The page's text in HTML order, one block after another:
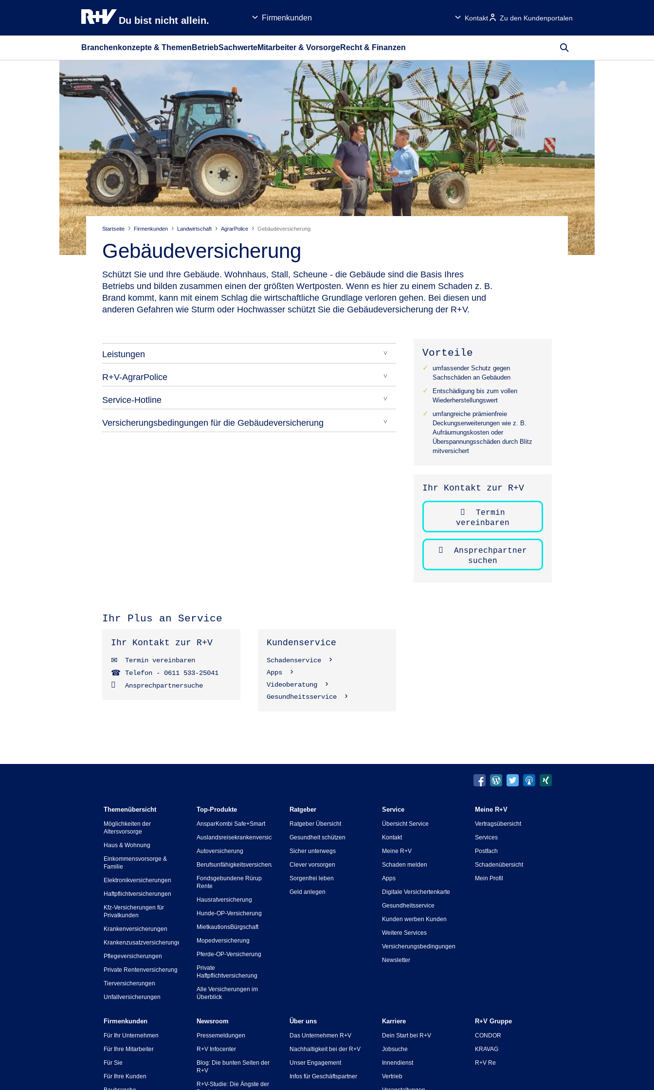
Du bist nicht allein. Firmenkunden Kontakt Zu den Kundenportalen
Branchenkonzepte & Themen BetriebSachwerteMitarbeiter & VorsorgeRecht & Finanzen
Startseite Firmenkunden Landwirtschaft AgrarPolice Gebäude­versicherung
Gebäude­versicherung
Schützt Sie und Ihre Gebäude. Wohnhaus, Stall, Scheune - die Gebäude sind die Basis Ihres
Betriebs und bilden zusammen einen der größten Wertposten. Wenn es hier zu einem Schaden z. B.
Brand kommt, kann mit einem Schlag die wirtschaftliche Grundlage verloren gehen. Bei diesen und
anderen Gefahren wie Sturm oder Hochwasser schützt Sie die Gebäudeversicherung der R+V.
Leistungen
R+V-AgrarPolice
Service-Hotline
Versicherungsbedingungen für die Gebäudeversicherung
Vorteile
umfassender Schutz gegen
Sachschäden an Gebäuden
Entschädigung bis zum vollen
Wiederherstellungswert
umfangreiche prämienfreie
Deckungserweiterungen wie z. B.
Aufräumungskosten oder
Überspannungsschäden durch Blitz
mitversichert
Ihr Kontakt zur R+V
Termin
vereinbaren
Ansprechpartner
suchen
Ihr Plus an Service
Ihr Kontakt zur R+V
Termin vereinbaren
Telefon - 0611 533-25041
Ansprechpartnersuche
Kundenservice
Schadenservice
Apps
Videoberatung
Gesundheitsservice
Themenübersicht
Möglichkeiten der
Altersvorsorge
Haus & Wohnung
Einkommensvorsorge &
Familie
Elektronikversicherungen
Haftpflichtversicherungen
Kfz-Versicherungen für
Privatkunden
Krankenversicherungen
Krankenzusatzversicherungen
Pflegeversicherungen
Private Rentenversicherung
Tierversicherungen
Unfallversicherungen
Top-Produkte
AnsparKombi Safe+Smart
Auslandsreisekrankenversicherung
Autoversicherung
Berufsunfähigkeitsversicherung
Fondsgebundene Rürup
Rente
Hausratversicherung
Hunde-OP-Versicherung
MietkautionsBürgschaft
Mopedversicherung
Pferde-OP-Versicherung
Private
Haftpflichtversicherung
Alle Versicherungen im
Überblick
Ratgeber
Ratgeber Übersicht
Gesundheit schützen
Sicher unterwegs
Clever vorsorgen
Sorgenfrei leben
Geld anlegen
Service
Übersicht Service
Kontakt
Meine R+V
Schaden melden
Apps
Digitale Versichertenkarte
Gesundheitsservice
Kunden werben Kunden
Weitere Services
Versicherungsbedingungen
Newsletter
Meine R+V
Vertragsübersicht
Services
Postfach
Schadenübersicht
Mein Profil
Firmenkunden
Für Ihr Unternehmen
Für Ihre Mitarbeiter
Für Sie
Für Ihre Kunden
Newsroom
Pressemeldungen
R+V Infocenter
Blog: Die bunten Seiten der
R+V
R+V-Studie: Die Ängste der
Über uns
Das Unternehmen R+V
Nachhaltigkeit bei der R+V
Unser Engagement
Infos für Geschäftspartner
Karriere
Dein Start bei R+V
Jobsuche
Innendienst
Vertrieb
R+V Gruppe
CONDOR
KRAVAG
R+V Re